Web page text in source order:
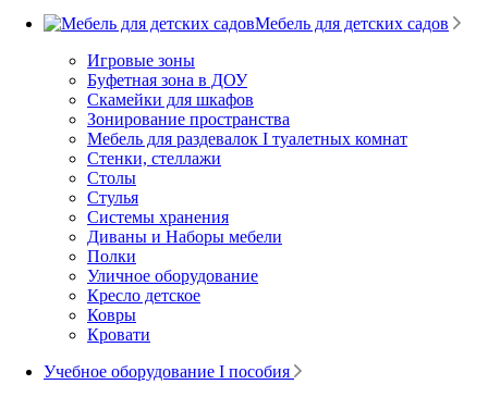
Мебель для детских садов
Игровые зоны
Буфетная зона в ДОУ
Скамейки для шкафов
Зонирование пространства
Мебель для раздевалок I туалетных комнат
Стенки, стеллажи
Столы
Стулья
Системы хранения
Диваны и Наборы мебели
Полки
Уличное оборудование
Кресло детское
Ковры
Кровати
Учебное оборудование I пособия